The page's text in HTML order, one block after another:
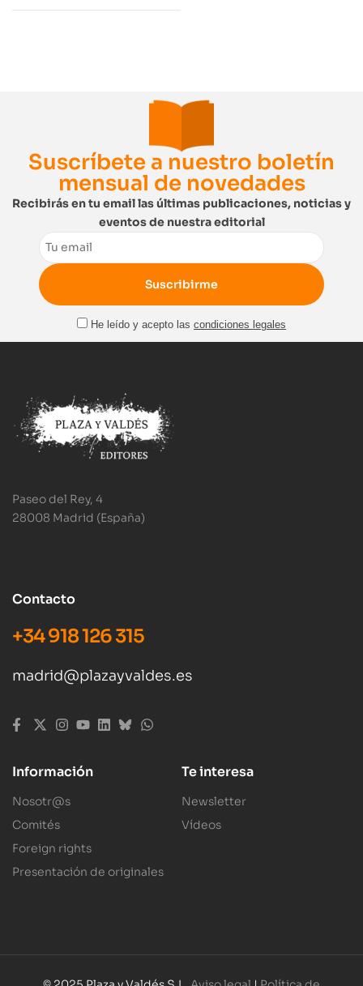
Suscríbete a nuestro boletín
mensual de novedades
Recibirás en tu email las últimas publicaciones, noticias y
eventos de nuestra editorial
Email
He leído y acepto las condiciones legales
Paseo del Rey, 4
28008 Madrid (España)
Contacto
+34 918 126 315
madrid@plazayvaldes.es
Información
Nosotr@s
Comités
Foreign rights
Presentación de originales
Te interesa
Newsletter
Vídeos